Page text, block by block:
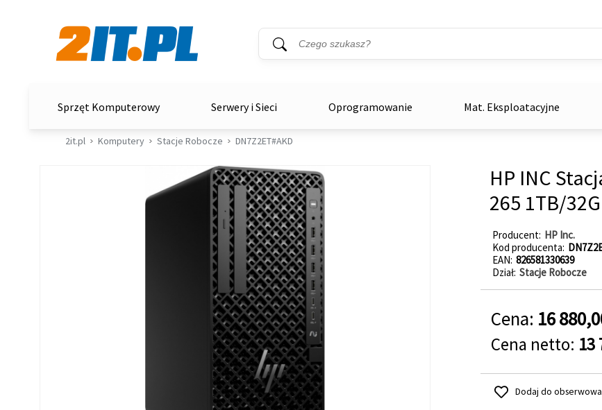
Wyszukiwarka
Słowo kluczowe
Sprzęt Komputerowy Serwery i Sieci Oprogramowanie Mat. Eksploatacyjne
2it.pl Komputery Stacje Robocze DN7Z2ET#AKD
HP INC
265 1TB/
Producent HP Inc.
Kod producenta
EAN 826581330639
Dział Stacje Robocze
Cena: 16
Cena netto: 13
Dodaj do